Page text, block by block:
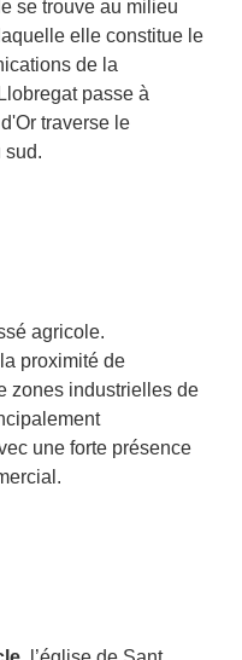
se trouve au milieu
elle constitue le
de la
passe à
traverse le
sud.
agricole.
proximité de
zones industrielles de
une forte présence